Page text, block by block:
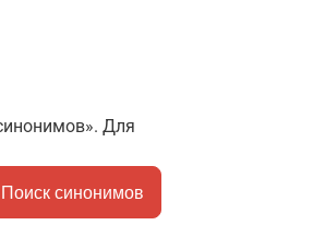
Для
Поиск синонимов